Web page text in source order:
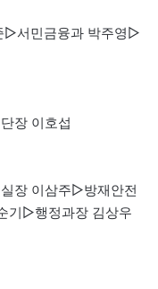
▷서민금융과 박주영▷
장 이호섭
장 이삼주▷방재안전
기▷행정과장 김상우